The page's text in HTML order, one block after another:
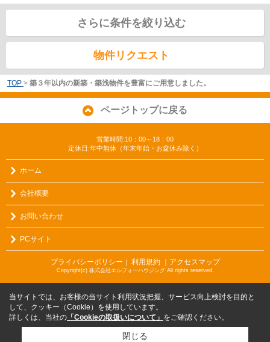
さらに条件を絞り込む
物件リクエスト
TOP > 築３年以内の新築・築浅物件を豊富にご用意しました。
ページトップに戻る
営業時間:10：00～18：00
定休日:年中無休（年末年始・お盆休み除く）
ホーム
会社概要
お問い合わせ
PCサイト
プライバシーポリシー ｜ 利用規約 ｜アクセスマップ
Copyright(c) 株式会社エルフォーハウジング All rights reserved.
当サイトでは、お客様の当サイト利用状況把握、サービス向上検討を目的と
して、クッキー（Cookie）を使用しています。
詳しくは、当社の 「Cookieの取扱いについて」 をご確認ください。
閉じる